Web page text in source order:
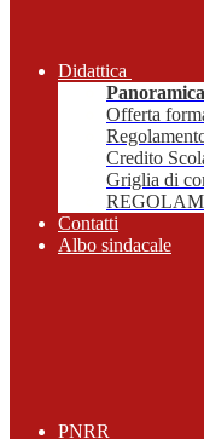
Didattica
Panoramica
Offerta
Credito
Griglia di
Contatti
Albo sindacale
PNRR